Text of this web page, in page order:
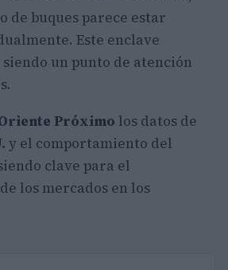
de buques parece estar
Este enclave
un punto de atención
Próximo los datos de
y el comportamiento del
clave para el
los mercados en los